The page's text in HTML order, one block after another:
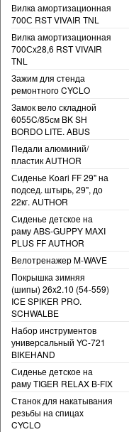
Вилка амортизационная
700С RST VIVAIR TNL
Вилка амортизационная
700Сх28,6 RST VIVAIR
TNL
Зажим для стенда
ремонтного CYCLO
Замок вело складной
6055C/85см BK SH
BORDO LITE. ABUS
Педали алюминий/
пластик AUTHOR
Сиденье Koari FF 29" на
подсед. штырь, 29", до
22кг. AUTHOR
Сиденье детское на
раму ABS-GUPPY MAXI
PLUS FF AUTHOR
Велотренажер M-WAVE
Покрышка зимняя
(шипы) 26x2.10 (54-559)
ICE SPIKER PRO.
SCHWALBE
Набор инструментов
универсальный YC-721
BIKEHAND
Сиденье детское на
раму TIGER RELAX B-FIX
Станок для накатывания
резьбы на спицах
CYCLO